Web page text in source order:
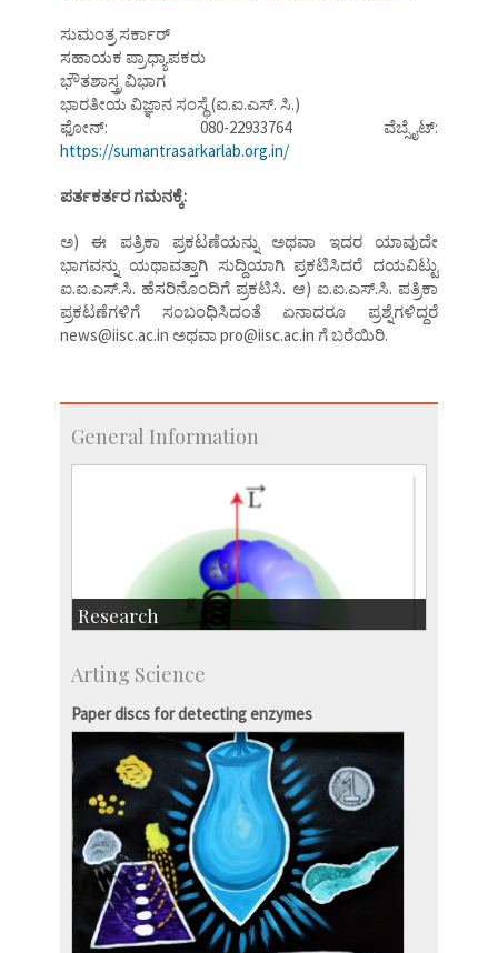
ಸುಮಂತ್ರ ಸರ್ಕಾರ್
ಸಹಾಯಕ ಪ್ರಾಧ್ಯಾಪಕರು
ಭೌತಶಾಸ್ತ್ರ ವಿಭಾಗ
ಭಾರತೀಯ ವಿಜ್ಞಾನ ಸಂಸ್ಥೆ (ಐ.ಐ.ಎಸ್. ಸಿ.)
ಫೋನ್: 080-22933764 ವೆಬ್ಸೈಟ್:
https://sumantrasarkarlab.org.in/
ಪರ್ತಕರ್ತರ ಗಮನಕ್ಕೆ:
ಅ) ಈ ಪತ್ರಿಕಾ ಪ್ರಕಟಣೆಯನ್ನು ಅಥವಾ ಇದರ ಯಾವುದೇ
ಭಾಗವನ್ನು ಯಥಾವತ್ತಾಗಿ ಸುದ್ದಿಯಾಗಿ ಪ್ರಕಟಿಸಿದರೆ ದಯವಿಟ್ಟು
ಐ.ಐ.ಎಸ್.ಸಿ. ಹೆಸರಿನೊಂದಿಗೆ ಪ್ರಕಟಿಸಿ. ಆ) ಐ.ಐ.ಎಸ್.ಸಿ. ಪತ್ರಿಕಾ
ಪ್ರಕಟಣೆಗಳಿಗೆ ಸಂಬಂಧಿಸಿದಂತೆ ಏನಾದರೂ ಪ್ರಶ್ನೆಗಳಿದ್ದರೆ
news@iisc.ac.in ಅಥವಾ pro@iisc.ac.in ಗೆ ಬರೆಯಿರಿ.
General Information
Research
Accolades
IISc in the News
more…
Arting Science
Paper discs for detecting enzymes